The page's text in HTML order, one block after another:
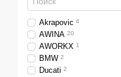
Akrapovic 4
AWINA 20
AWORKX 1
BMW 2
Ducati 2